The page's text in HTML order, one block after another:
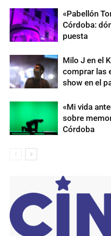
«Pabellón
Córdoba:
puesta
Milo J en el
comprar las
show en el
«Mi vida
sobre
Córdoba